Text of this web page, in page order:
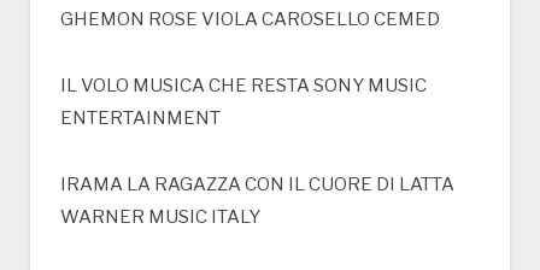
GHEMON ROSE VIOLA CAROSELLO CEMED
IL VOLO MUSICA CHE RESTA SONY MUSIC
ENTERTAINMENT
IRAMA LA RAGAZZA CON IL CUORE DI LATTA
WARNER MUSIC ITALY